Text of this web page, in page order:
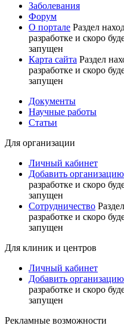
Заболевания
Форум
О портале Раздел
разработке и скоро
запущен
Карта сайта Раздел
разработке и скоро
запущен
Документы
Научные работы
Статьи
Для организации
Личный кабинет
Добавить организацию
разработке и скоро
запущен
Сотрудничество
разработке и скоро
запущен
Для клиник и центров
Личный кабинет
Добавить организацию
разработке и скоро
запущен
Рекламные возможности